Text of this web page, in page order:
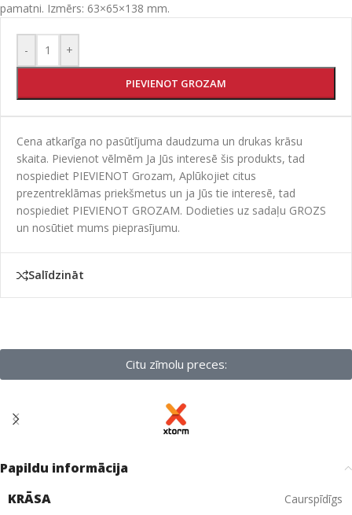
pamatni. Izmērs: 63×65×138 mm.
- +
PIEVIENOT GROZAM
Cena atkarīga no pasūtījuma daudzuma un drukas krāsu
skaita. Pievienot vēlmēm Ja Jūs interesē šis produkts, tad
nospiediet PIEVIENOT Grozam, Aplūkojiet citus
prezentreklāmas priekšmetus un ja Jūs tie interesē, tad
nospiediet PIEVIENOT GROZAM. Dodieties uz sadaļu GROZS
un nosūtiet mums pieprasījumu.
Salīdzināt
Citu zīmolu preces:
Papildu informācija
KRĀSA
Caurspīdīgs